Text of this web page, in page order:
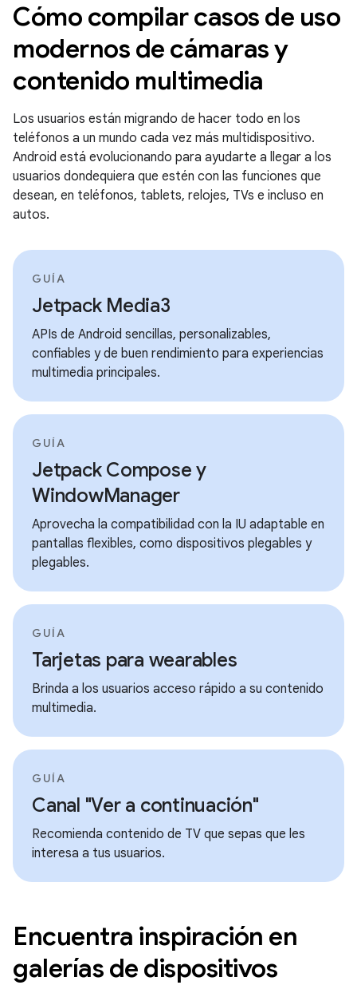
Cómo compilar casos de uso
modernos de cámaras y
contenido multimedia
Los usuarios están migrando de hacer todo en los
teléfonos a un mundo cada vez más multidispositivo.
Android está evolucionando para ayudarte a llegar a los
usuarios dondequiera que estén con las funciones que
desean, en teléfonos, tablets, relojes, TVs e incluso en
autos.
GUÍA
Jetpack Media3
APIs de Android sencillas, personalizables,
confiables y de buen rendimiento para experiencias
multimedia principales.
GUÍA
Jetpack Compose y
WindowManager
Aprovecha la compatibilidad con la IU adaptable en
pantallas flexibles, como dispositivos plegables y
plegables.
GUÍA
Tarjetas para wearables
Brinda a los usuarios acceso rápido a su contenido
multimedia.
GUÍA
Canal "Ver a continuación"
Recomienda contenido de TV que sepas que les
interesa a tus usuarios.
Encuentra inspiración en
galerías de dispositivos